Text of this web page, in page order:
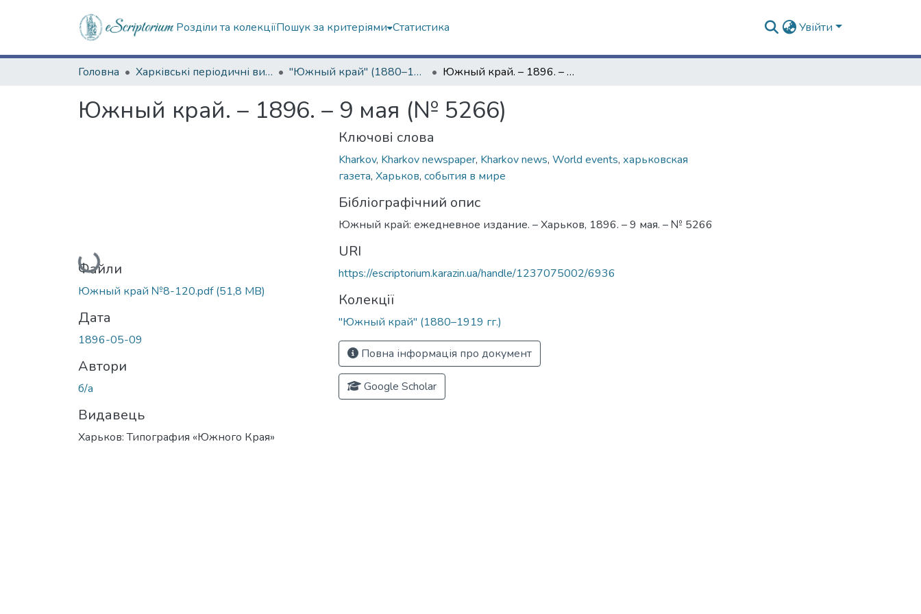
Розділи та колекціїПошук за критеріями Статистика Увійти
Головна Харківські періодичні видання "Южный край" (1880–1919 гг.) Южный край. – 1896. – 9 мая (№ 5266)
Южный край. – 1896. – 9 мая (№ 5266)
Вантажиться...
Файли
Южный край №8-120.pdf(51,8 MB)
Дата
1896-05-09
Автори
б/а
Видавець
Харьков: Типография «Южного Края»
Ключові слова
Kharkov, Kharkov newspaper, Kharkov news, World events, харьковская
газета, Харьков, события в мире
Бібліографічний опис
Южный край: ежедневное издание. – Харьков, 1896. – 9 мая. – № 5266
URI
https://escriptorium.karazin.ua/handle/1237075002/6936
Колекції
"Южный край" (1880–1919 гг.)
Повна інформація про документ
Google Scholar